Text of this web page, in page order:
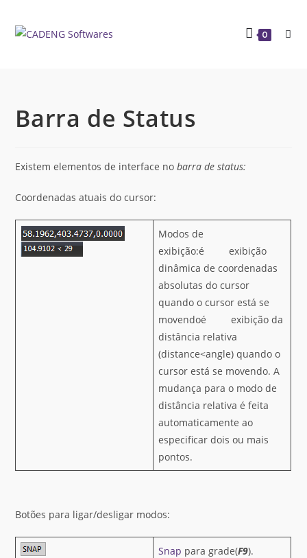
0
Barra de Status
Existem elementos de interface nobarra de status:
Coordenadas atuais do cursor:
Modos de
exibição:é exibição
dinâmica de coordenadas
absolutas do cursor
quando o cursor está se
movendoé exibição da
distância relativa
(distance<angle) quando o
cursor está se movendo. A
mudança para o modo de
distância relativa é feita
automaticamente ao
especificar dois ou mais
pontos.
Botões para ligar/desligar modos:
Snap para grade(F9).